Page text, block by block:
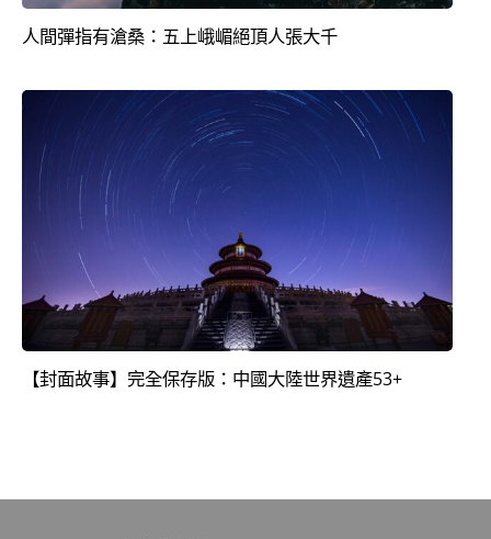
人間彈指有滄桑：五上峨嵋絕頂人張大千
【封面故事】完全保存版：中國大陸世界遺產53+